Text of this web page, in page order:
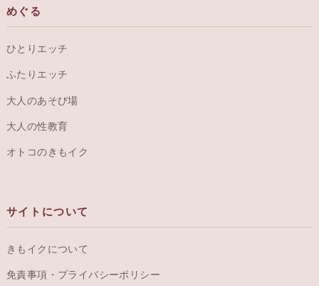
めぐる
ひとりエッチ
ふたりエッチ
大人のあそび場
大人の性教育
オトコのきもイク
サイトについて
きもイクについて
免責事項・プライバシーポリシー